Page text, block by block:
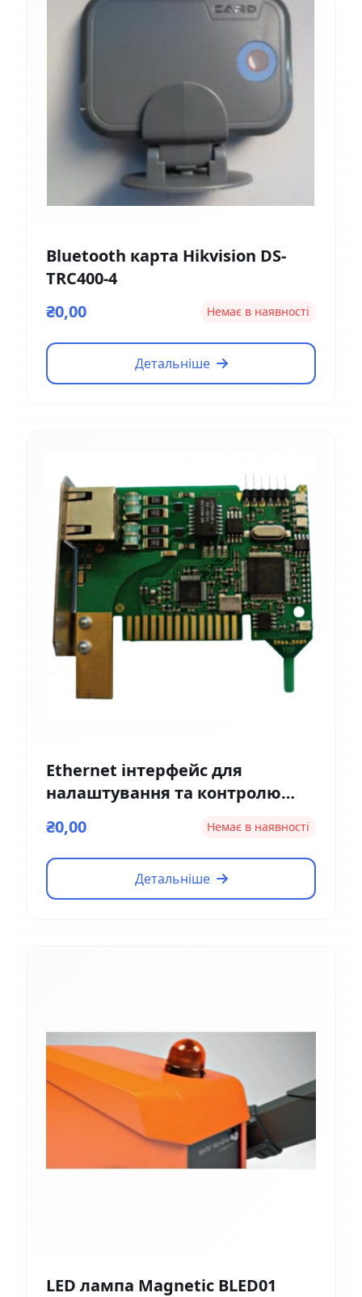
Bluetooth карта Hikvision DS-
TRC400-4
₴0,00
Немає в наявності
Детальніше
Ethernet інтерфейс для
налаштування та контролю
₴0,00 Немає в наявності
Детальніше
LED лампа Magnetic BLED01